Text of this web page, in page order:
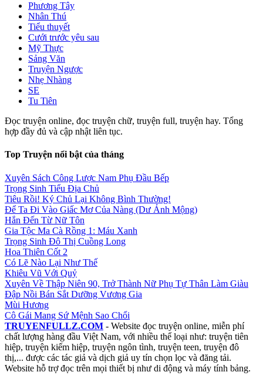
Phương Tây
Nhân Thú
Tiểu thuyết
Cưới trước yêu sau
Mỹ Thực
Sảng Văn
Truyện Ngược
Nhẹ Nhàng
SE
Tu Tiên
Đọc truyện online, đọc truyện chữ, truyện full, truyện hay. Tổng
hợp đầy đủ và cập nhật liên tục.
Top Truyện nổi bật của tháng
Xuyên Sách Công Lược Nam Phụ Đầu Bếp
Trọng Sinh Tiểu Địa Chủ
Tiêu Rồi! Ký Chủ Lại Không Bình Thường!
Để Ta Đi Vào Giấc Mơ Của Nàng (Dư Ảnh Mộng)
Hắn Đến Từ Nữ Tôn
Gia Tộc Ma Cà Rồng 1: Máu Xanh
Trọng Sinh Đô Thị Cuồng Long
Hoa Thiên Cốt 2
Có Lẽ Nào Lại Như Thế
Khiêu Vũ Với Quỷ
Xuyên Về Thập Niên 90, Trở Thành Nữ Phụ Tự Thân Làm Giàu
Đập Nồi Bán Sắt Dưỡng Vương Gia
Mùi Hương
Cô Gái Mang Sứ Mệnh Sao Chổi
TRUYENFULLZ.COM - Website đọc truyện online, miễn phí
chất lượng hàng đầu Việt Nam, với nhiều thể loại như: truyện tiên
hiệp, truyện kiếm hiệp, truyện ngôn tình, truyện teen, truyện đô
thị,... được các tác giả và dịch giả uy tín chọn lọc và đăng tải.
Website hỗ trợ đọc trên mọi thiết bị như di động và máy tính bảng.